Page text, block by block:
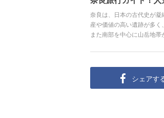
奈良は、日本の古代史が
産や価値の高い遺跡が多く
また南部を中心に山岳地
報やアクセス、そしてお
シェアす